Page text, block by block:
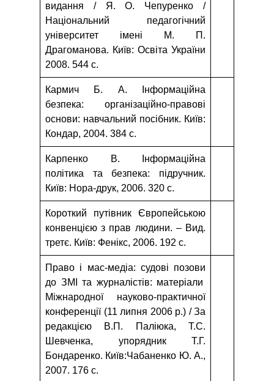
видання / Я. О. Чепуренко /
Національний педагогічний
університет імені М. П.
Драгоманова. Київ: Освіта України
2008. 544 с.
Кармич Б. А. Інформаційна
безпека: організаційно-правові
основи: навчальний посібник. Київ:
Кондар, 2004. 384 с.
Карпенко В. Інформаційна
політика та безпека: підручник.
Київ: Нора-друк, 2006. 320 с.
Короткий путівник Європейською
конвенцією з прав людини. – Вид.
третє. Київ: Фенікс, 2006. 192 с.
Право і мас-медіа: судові позови
до ЗМІ та журналістів: матеріали
Міжнародної науково-практичної
конференції (11 липня 2006 р.) / За
редакцією В.П. Паліюка, Т.С.
Шевченка, упорядник Т.Г.
Бондаренко. Київ:Чабаненко Ю. А.,
2007. 176 с.